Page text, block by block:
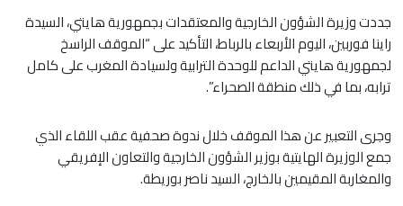
جددت وزيرة الشؤون الخارجية والمعتقدات بجمهورية هايتي، السيدة
راينا فوربين، اليوم الأربعاء بالرباط، التأكيد على “الموقف الراسخ
لجمهورية هايتي الداعم للوحدة الترابية ولسيادة المغرب على كامل
ترابه، بما في ذلك منطقة الصحراء”.
وجرى التعبير عن هذا الموقف خلال ندوة صحفية عقب اللقاء الذي
جمع الوزيرة الهايتية بوزير الشؤون الخارجية والتعاون الإفريقي
والمغاربة المقيمين بالخارج، السيد ناصر بوريطة.